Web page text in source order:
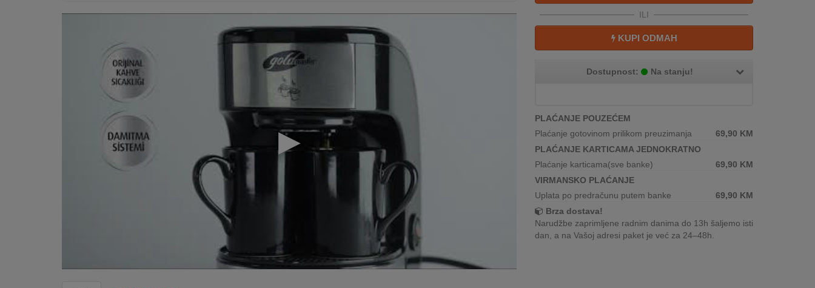
ILI
KUPI ODMAH
Dostupnost: Na stanju!
PLAĆANJE POUZEĆEM
Plaćanje gotovinom prilikom preuzimanja
69,90 KM
PLAĆANJE KARTICAMA JEDNOKRATNO
Plaćanje karticama(sve banke)
69,90 KM
VIRMANSKO PLAĆANJE
Uplata po predračunu putem banke
69,90 KM
Brza dostava!
Narudžbe zaprimljene radnim danima do 13h šaljemo isti
dan, a na Vašoj adresi paket je već za 24–48h.